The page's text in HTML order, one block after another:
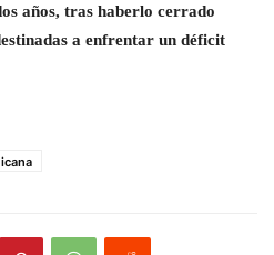
años, tras haberlo cerrado
a enfrentar un déficit